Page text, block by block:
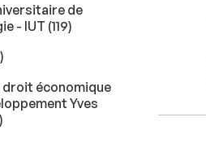
de
- IUT (119résultats
)
résultats
)
droit économique
Yves
résultats
)